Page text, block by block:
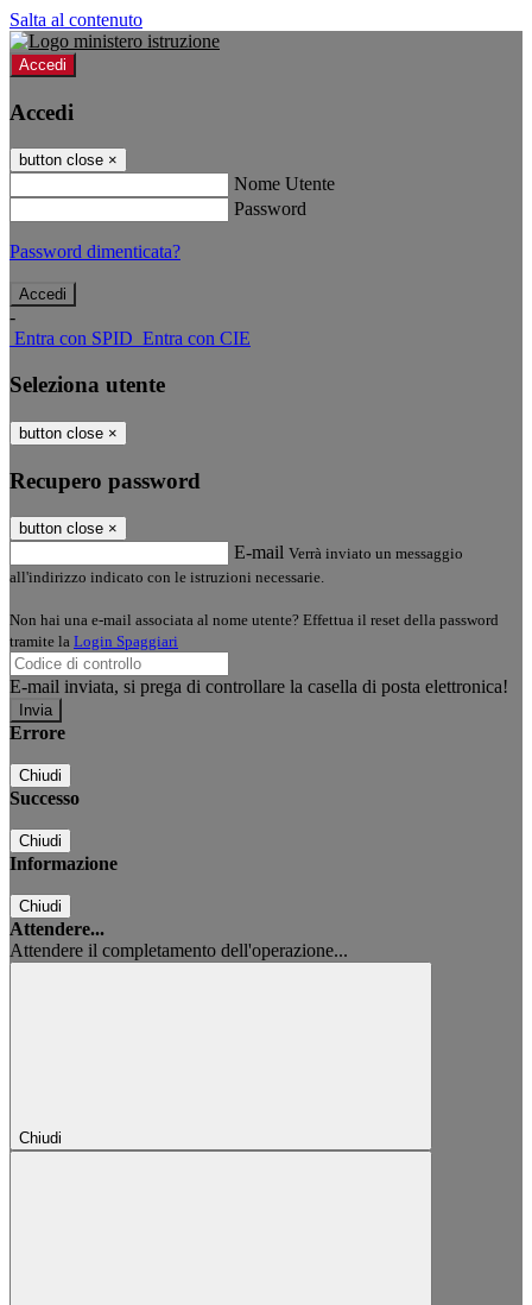
Salta al contenuto
Accedi
Accedi
button close ×
Nome Utente
Password
Password dimenticata?
-
Entra con SPID Entra con CIE
Seleziona utente
button close ×
Recupero password
button close ×
E-mail Verrà inviato un messaggio
all'indirizzo indicato con le istruzioni necessarie.
Non hai una e-mail associata al nome utente? Effettua il reset della password
tramite la Login Spaggiari
E-mail inviata, si prega di controllare la casella di posta elettronica!
Errore
Chiudi
Successo
Chiudi
Informazione
Chiudi
Attendere...
Attendere il completamento dell'operazione...
Chiudi